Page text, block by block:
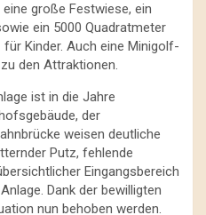
eine große Festwiese, ein
ein 5000 Quadratmeter
Kinder. Auch eine Minigolf-
den Attraktionen.
ist in die Jahre
der
weisen deutliche
Putz, fehlende
Eingangsbereich
Dank der bewilligten
nun behoben werden.